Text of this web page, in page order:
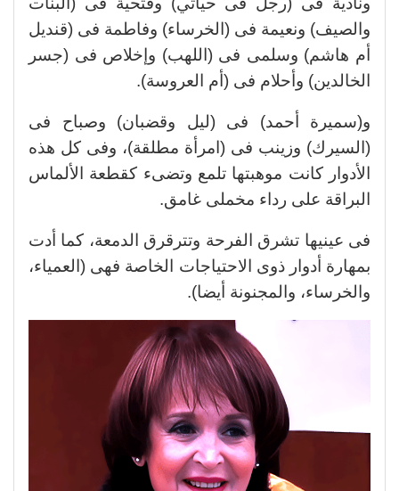
والصيف) ونعيمة فى (الخرساء) وفاطمة فى (قنديل
أم هاشم) وسلمى فى (اللهب) وإخلاص فى (جسر
الخالدين) وأحلام فى (أم العروسة).
و(سميرة أحمد) فى (ليل وقضبان) وصباح فى
(السيرك) وزينب فى (امرأة مطلقة)، وفى كل هذه
الأدوار كانت موهبتها تلمع وتضىء كقطعة الألماس
البراقة على رداء مخملى غامق.
فى عينيها تشرق الفرحة وتترقرق الدمعة، كما أدت
بمهارة أدوار ذوى الاحتياجات الخاصة فهى (العمياء،
والخرساء، والمجنونة أيضا).